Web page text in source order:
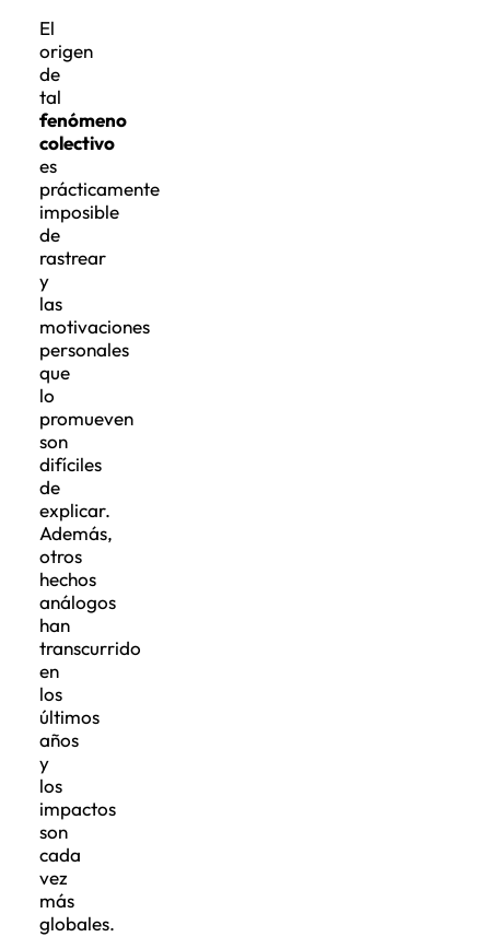
El
origen
de
tal
fenómeno
colectivo
es
prácticamente
imposible
de
rastrear
y
las
motivaciones
personales
que
lo
promueven
son
difíciles
de
explicar.
Además,
otros
hechos
análogos
han
transcurrido
en
los
últimos
años
y
los
impactos
son
cada
vez
más
globales.